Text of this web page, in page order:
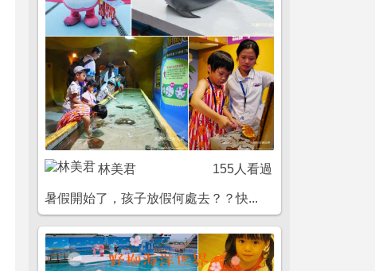
林美君 155人看過
暑假開始了，孩子放假何處去？？快...